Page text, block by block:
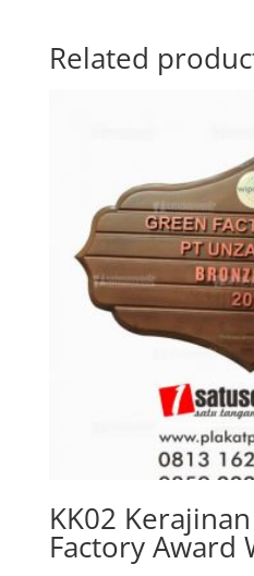
Related
KK02
Factory Award